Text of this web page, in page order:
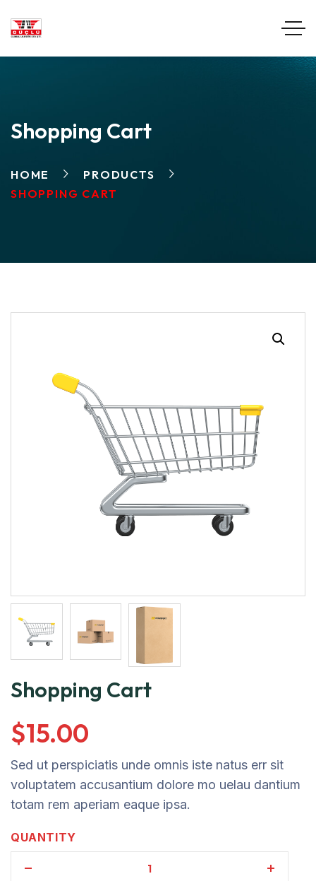
Shopping Cart
HOME
PRODUCTS
SHOPPING CART
Shopping Cart
$15.00
Sed ut perspiciatis unde omnis iste natus err sit
voluptatem accusantium dolore mo uelau dantium
totam rem aperiam eaque ipsa.
QUANTITY